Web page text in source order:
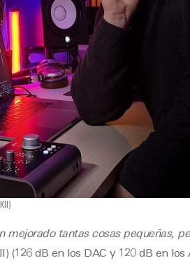
mejorado tantas cosas pequeñas,
(126 dB en los DAC y 120 dB en los